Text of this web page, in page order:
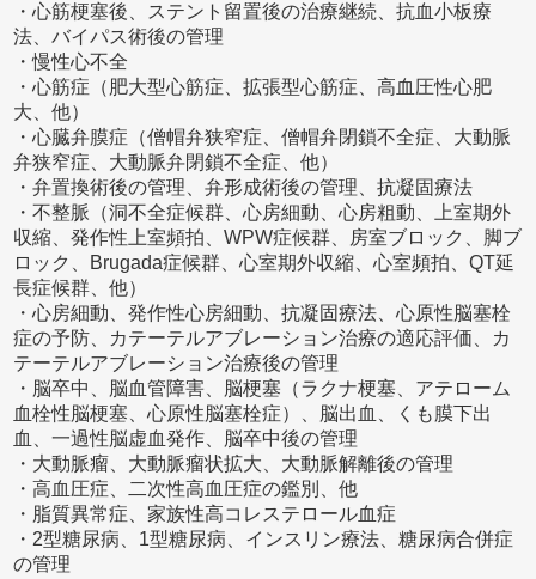
・心筋梗塞後、ステント留置後の治療継続、抗血小板療
法、バイパス術後の管理
・慢性心不全
・心筋症（肥大型心筋症、拡張型心筋症、高血圧性心肥
大、他）
・心臓弁膜症（僧帽弁狭窄症、僧帽弁閉鎖不全症、大動脈
弁狭窄症、大動脈弁閉鎖不全症、他）
・弁置換術後の管理、弁形成術後の管理、抗凝固療法
・不整脈（洞不全症候群、心房細動、心房粗動、上室期外
収縮、発作性上室頻拍、WPW症候群、房室ブロック、脚ブ
ロック、Brugada症候群、心室期外収縮、心室頻拍、QT延
長症候群、他）
・心房細動、発作性心房細動、抗凝固療法、心原性脳塞栓
症の予防、カテーテルアブレーション治療の適応評価、カ
テーテルアブレーション治療後の管理
・脳卒中、脳血管障害、脳梗塞（ラクナ梗塞、アテローム
血栓性脳梗塞、心原性脳塞栓症）、脳出血、くも膜下出
血、一過性脳虚血発作、脳卒中後の管理
・大動脈瘤、大動脈瘤状拡大、大動脈解離後の管理
・高血圧症、二次性高血圧症の鑑別、他
・脂質異常症、家族性高コレステロール血症
・2型糖尿病、1型糖尿病、インスリン療法、糖尿病合併症
の管理